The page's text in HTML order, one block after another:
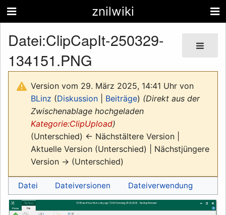
znilwiki
Datei:ClipCapIt-250329-
134151.PNG
Version vom 29. März 2025, 14:41 Uhr von
BLinz (Diskussion Beiträge) (Direkt aus der
Zwischenablage hochgeladen
Kategorie:ClipUpload)
(Unterschied) ← Nächstältere Version |
Aktuelle Version (Unterschied) | Nächstjüngere
Version → (Unterschied)
Datei Dateiversionen Dateiverwendung